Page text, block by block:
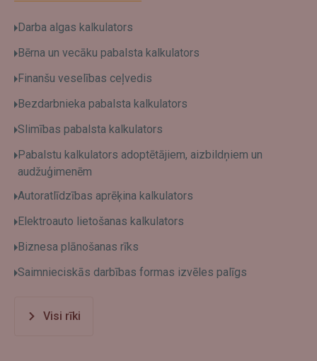
Darba algas kalkulators
Bērna un vecāku pabalsta kalkulators
Finanšu veselības ceļvedis
Bezdarbnieka pabalsta kalkulators
Slimības pabalsta kalkulators
Pabalstu kalkulators adoptētājiem, aizbildņiem un
audžuģimenēm
Autoratlīdzības aprēķina kalkulators
Elektroauto lietošanas kalkulators
Biznesa plānošanas rīks
Saimnieciskās darbības formas izvēles palīgs
Visi rīki